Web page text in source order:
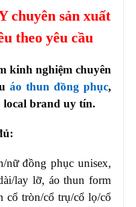
chuyên sản xuất
theo yêu cầu
kinh nghiệm chuyên
áo thun đồng phục,
local brand uy tín.
nữ đồng phục unisex,
lay lỡ, áo thun form
cổ tròn/cổ trụ/cổ lọ/cổ